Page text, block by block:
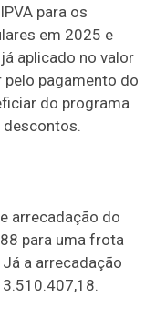
para os
em 2025 e
aplicado no valor
pelo pagamento do
do programa
descontos.
arrecadação do
para uma frota
a arrecadação